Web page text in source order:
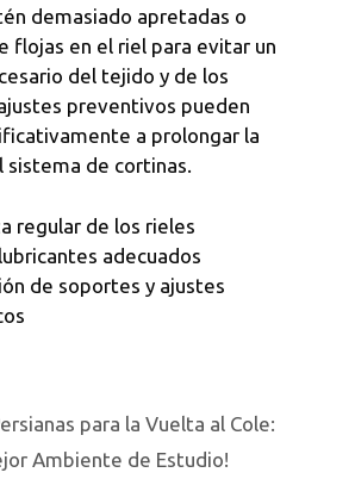
demasiado apretadas o
flojas en el riel para evitar un
del tejido y de los
preventivos pueden
a prolongar la
sistema de cortinas.
regular de los rieles
adecuados
de soportes y ajustes
para la Vuelta al Cole:
Ambiente de Estudio!